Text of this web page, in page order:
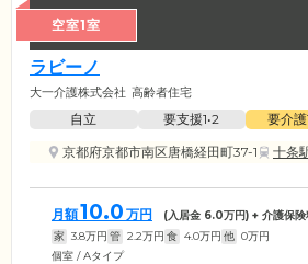
空室1室
ラビーノ
大一介護株式会社 高齢者住宅
自立 要支援1•2 要介護
京都府京都市南区唐橋経田町37-1
十条
月額10.0 万円 (入居金 6.0万円) + 介護保険
家 3.8万円 管 2.2万円 食 4.0万円 他 0万円
個室 / Aタイプ